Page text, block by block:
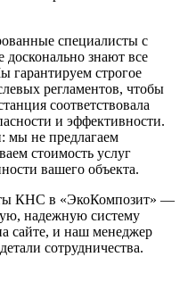
специалисты с
досконально знают все
гарантируем строгое
регламентов, чтобы
соответствовала
и эффективности.
мы не предлагаем
стоимость услуг
вашего объекта.
КНС в «ЭкоКомпозит» —
надежную систему
сайте, и наш менеджер
сотрудничества.